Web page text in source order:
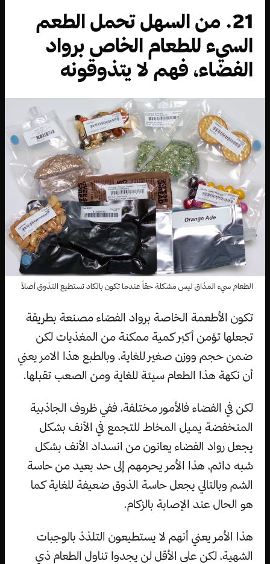
21. من السهل تحمل الطعم
السيء للطعام الخاص برواد
الفضاء، فهم لا يتذوقونه
الطعام سيء المذاق ليس مشكلة حقاً عندما تكون بالكاد تستطيع التذوق أصلاً
تكون الأطعمة الخاصة برواد الفضاء مصنعة بطريقة
تجعلها تؤمن أكبر كمية ممكنة من المغذيات لكن
ضمن حجم ووزن صغير للغاية، وبالطبع هذا الامر يعني
أن نكهة هذا الطعام سيئة للغاية ومن الصعب تقبلها.
لكن في الفضاء فالأمور مختلفة، ففي ظروف الجاذبية
المنخفضة يميل المخاط للتجمع في الأنف بشكل
يجعل رواد الفضاء يعانون من انسداد الأنف بشكل
شبه دائم، هذا الأمر يحرمهم إلى حد بعيد من حاسة
الشم وبالتالي يجعل حاسة الذوق ضعيفة للغاية كما
هو الحال عند الإصابة بالزكام.
هذا الأمر يعني أنهم لا يستطيعون التلذذ بالوجبات
الشهية، لكن على الأقل لن يجدوا تناول الطعام ذي